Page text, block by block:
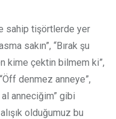
sahip tişörtlerde yer
sakın”, “Bırak şu
kime çektin bilmem ki”,
denmez anneye”,
al anneciğim” gibi
olduğumuz bu